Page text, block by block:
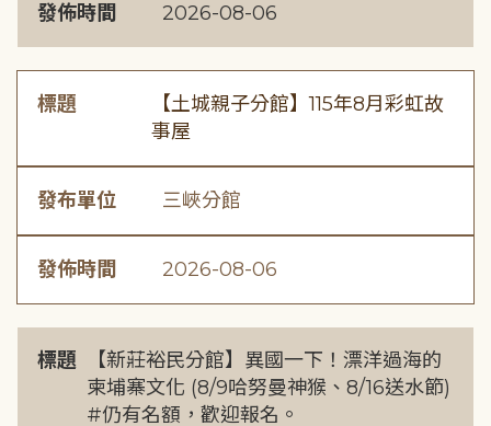
發佈時間 2026-08-06
標題
【土城親子分館】115年8月彩虹故
事屋
發布單位 三峽分館
發佈時間 2026-08-06
標題
【新莊裕民分館】異國一下！漂洋過海的
柬埔寨文化 (8/9哈努曼神猴、8/16送水節)
#仍有名額，歡迎報名。